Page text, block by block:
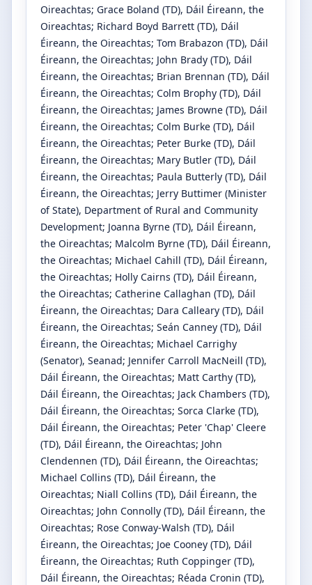
Oireachtas; Grace Boland (TD), Dáil Éireann, the
Oireachtas; Richard Boyd Barrett (TD), Dáil
Éireann, the Oireachtas; Tom Brabazon (TD), Dáil
Éireann, the Oireachtas; John Brady (TD), Dáil
Éireann, the Oireachtas; Brian Brennan (TD), Dáil
Éireann, the Oireachtas; Colm Brophy (TD), Dáil
Éireann, the Oireachtas; James Browne (TD), Dáil
Éireann, the Oireachtas; Colm Burke (TD), Dáil
Éireann, the Oireachtas; Peter Burke (TD), Dáil
Éireann, the Oireachtas; Mary Butler (TD), Dáil
Éireann, the Oireachtas; Paula Butterly (TD), Dáil
Éireann, the Oireachtas; Jerry Buttimer (Minister
of State), Department of Rural and Community
Development; Joanna Byrne (TD), Dáil Éireann,
the Oireachtas; Malcolm Byrne (TD), Dáil Éireann,
the Oireachtas; Michael Cahill (TD), Dáil Éireann,
the Oireachtas; Holly Cairns (TD), Dáil Éireann,
the Oireachtas; Catherine Callaghan (TD), Dáil
Éireann, the Oireachtas; Dara Calleary (TD), Dáil
Éireann, the Oireachtas; Seán Canney (TD), Dáil
Éireann, the Oireachtas; Michael Carrighy
(Senator), Seanad; Jennifer Carroll MacNeill (TD),
Dáil Éireann, the Oireachtas; Matt Carthy (TD),
Dáil Éireann, the Oireachtas; Jack Chambers (TD),
Dáil Éireann, the Oireachtas; Sorca Clarke (TD),
Dáil Éireann, the Oireachtas; Peter 'Chap' Cleere
(TD), Dáil Éireann, the Oireachtas; John
Clendennen (TD), Dáil Éireann, the Oireachtas;
Michael Collins (TD), Dáil Éireann, the
Oireachtas; Niall Collins (TD), Dáil Éireann, the
Oireachtas; John Connolly (TD), Dáil Éireann, the
Oireachtas; Rose Conway-Walsh (TD), Dáil
Éireann, the Oireachtas; Joe Cooney (TD), Dáil
Éireann, the Oireachtas; Ruth Coppinger (TD),
Dáil Éireann, the Oireachtas; Réada Cronin (TD),